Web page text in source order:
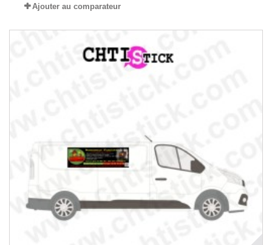
Ajouter au comparateur